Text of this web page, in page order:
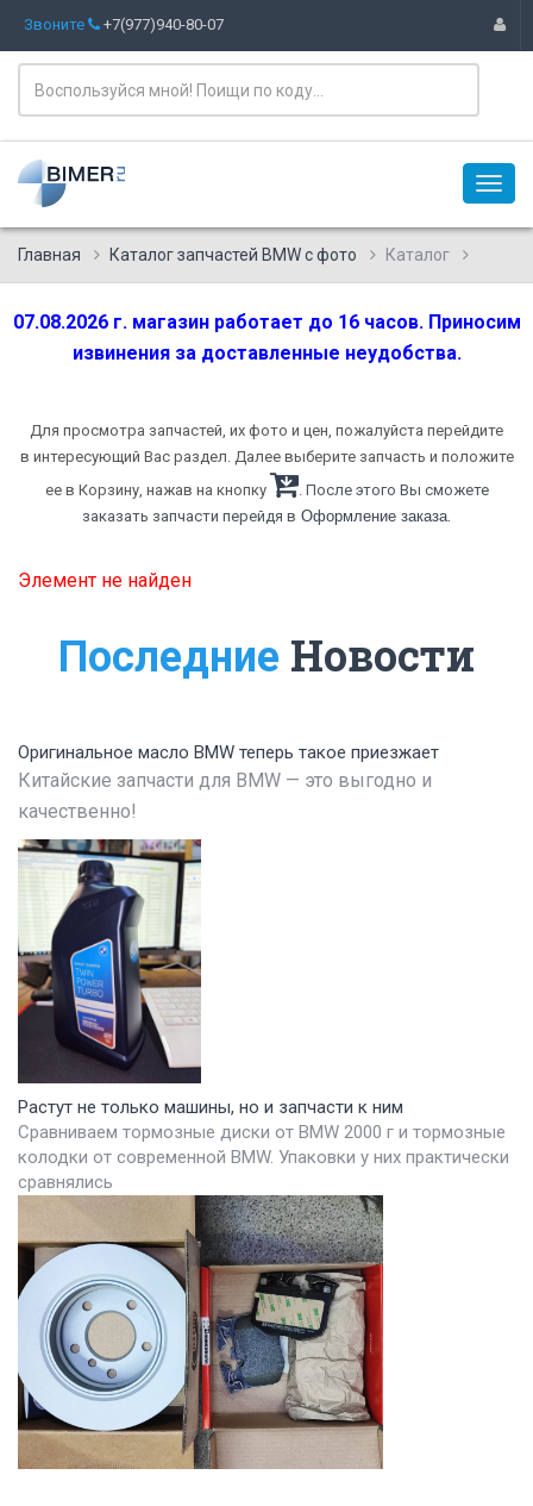
Звоните +7(977)940-80-07
Главная Каталог запчастей BMW с фото Каталог
07.08.2026 г. магазин работает до 16 часов. Приносим
извинения за доставленные неудобства.
Для просмотра запчастей, их фото и цен, пожалуйста перейдите
в интересующий Вас раздел. Далее выберите запчасть и положите
ее в Корзину, нажав на кнопку
. После этого Вы сможете
заказать запчасти перейдя в Оформление заказа.
Элемент не найден
Последние Новости
Оригинальное масло BMW теперь такое приезжает
Китайские запчасти для BMW — это выгодно и
качественно!
Растут не только машины, но и запчасти к ним
Сравниваем тормозные диски от BMW 2000 г и тормозные
колодки от современной BMW. Упаковки у них практически
сравнялись